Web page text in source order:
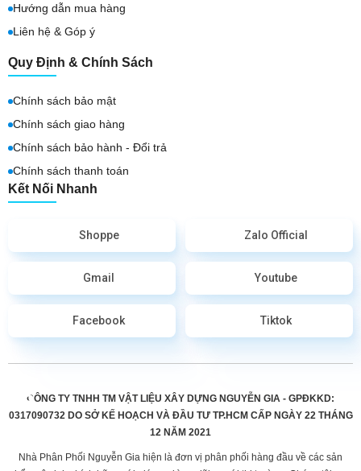
Hướng dẫn mua hàng
Liên hệ & Góp ý
Quy Định & Chính Sách
Chính sách bảo mật
Chính sách giao hàng
Chính sách bảo hành - Đổi trả
Chính sách thanh toán
Kết Nối Nhanh
Shoppe Zalo Official
Gmail Youtube
Facebook Tiktok
CÔNG TY TNHH TM VẬT LIỆU XÂY DỰNG NGUYỄN GIA - GPĐKKD:
0317090732 DO SỞ KẾ HOẠCH VÀ ĐẦU TƯ TP.HCM CẤPNGÀY 22 THÁNG
12 NĂM 2021
Nhà Phân Phối Nguyễn Gia hiện là đơn vị phân phối hàng đầu về các sản